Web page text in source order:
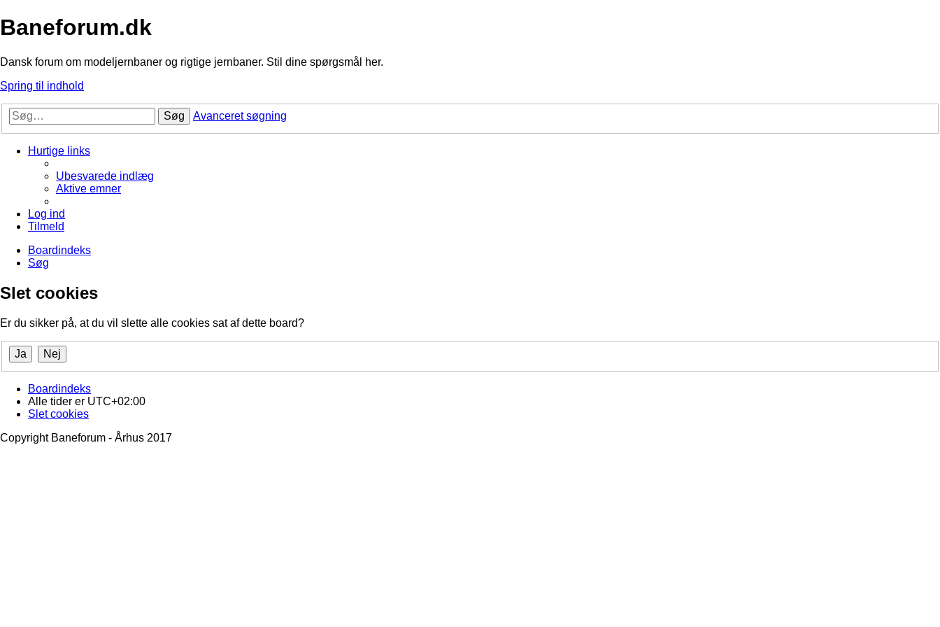
Baneforum.dk
Dansk forum om modeljernbaner og rigtige jernbaner. Stil dine spørgsmål her.
Spring til indhold
Søg Avanceret søgning
Hurtige links
Ubesvarede indlæg
Aktive emner
Log ind
Tilmeld
Boardindeks
Søg
Slet cookies
Er du sikker på, at du vil slette alle cookies sat af dette board?
Boardindeks
Alle tider er UTC+02:00
Slet cookies
Copyright Baneforum - Århus 2017